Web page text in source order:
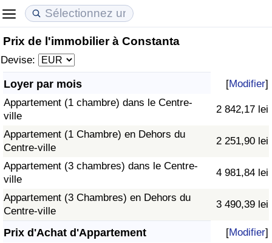
Prix de l'immobilier à Constanta
Devise:
Loyer par mois [Modifier]
Appartement (1 chambre) dans le Centre-
ville
2 842,17 lei
Appartement (1 Chambre) en Dehors du
Centre-ville
2 251,90 lei
Appartement (3 chambres) dans le Centre-
ville
4 981,84 lei
Appartement (3 Chambres) en Dehors du
Centre-ville
3 490,39 lei
Prix d'Achat d'Appartement [Modifier]
Coût de la vie
Indice du Coût de la Vie (Actuel)
Indice du Coût de la Vie
Indice du coût de la vie par pays
à Akaba
Prix de l'immobilier
Indice des Prix de l'immobilier (Actuel)
Indice des Prix de l'immobilier
Indice des Prix de l'immobilier par Pays
Qualité de Vie
Indice de Qualité de Vie
Indice de Qualité de Vie (Actuel)
Indice de qualité de vie par pays
Criminalité
Indice de Criminalité (Actuel)
Indice de Criminalité